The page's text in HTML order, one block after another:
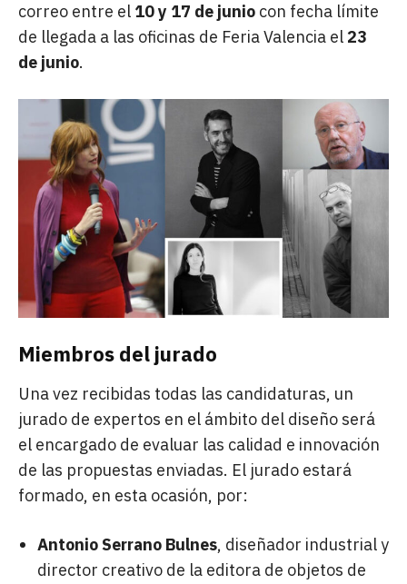
correo entre el 10 y 17 de junio con fecha límite
de llegada a las oficinas de Feria Valencia el 23
de junio.
Miembros del jurado
Una vez recibidas todas las candidaturas, un
jurado de expertos en el ámbito del diseño será
el encargado de evaluar las calidad e innovación
de las propuestas enviadas. El jurado estará
formado, en esta ocasión, por:
Antonio Serrano Bulnes, diseñador industrial y
director creativo de la editora de objetos de